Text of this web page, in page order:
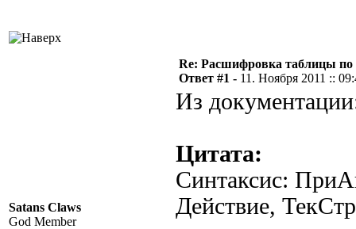
Satans Claws
God Member
Re: Расшифровка таблицы по
Ответ #1 - 11. Ноября 2011 ::
Из
Цитата:
Синтаксис:
Действие,